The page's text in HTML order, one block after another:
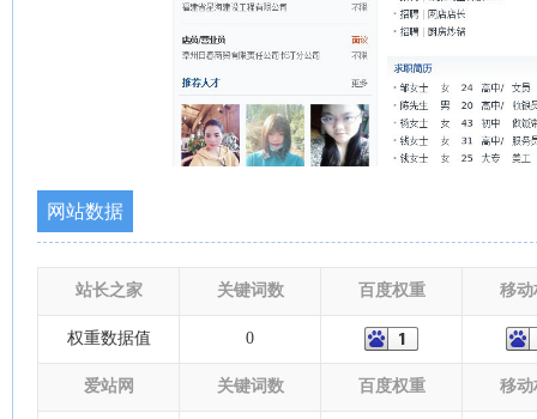
网站数据
站长之家 关键词数 百度权重 移动
权重数据值 0
爱站网 关键词数 百度权重 移动